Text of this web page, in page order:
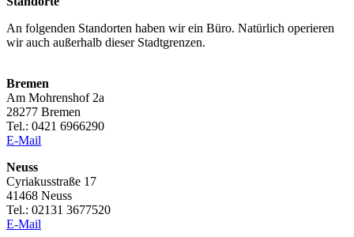
An folgenden Standorten haben wir ein Büro. Natürlich operieren
wir auch außerhalb dieser Stadtgrenzen.
Bremen
Am Mohrenshof 2a
28277 Bremen
Tel.: 0421 6966290
E-Mail
Neuss
Cyriakusstraße 17
41468 Neuss
Tel.: 02131 3677520
E-Mail